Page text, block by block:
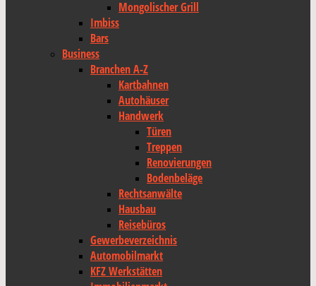
Mongolischer Grill
Imbiss
Bars
Business
Branchen A-Z
Kartbahnen
Autohäuser
Handwerk
Türen
Treppen
Renovierungen
Bodenbeläge
Rechtsanwälte
Hausbau
Reisebüros
Gewerbeverzeichnis
Automobilmarkt
KFZ Werkstätten